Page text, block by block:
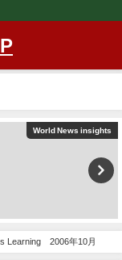
World News insights
Learning 2006年10月